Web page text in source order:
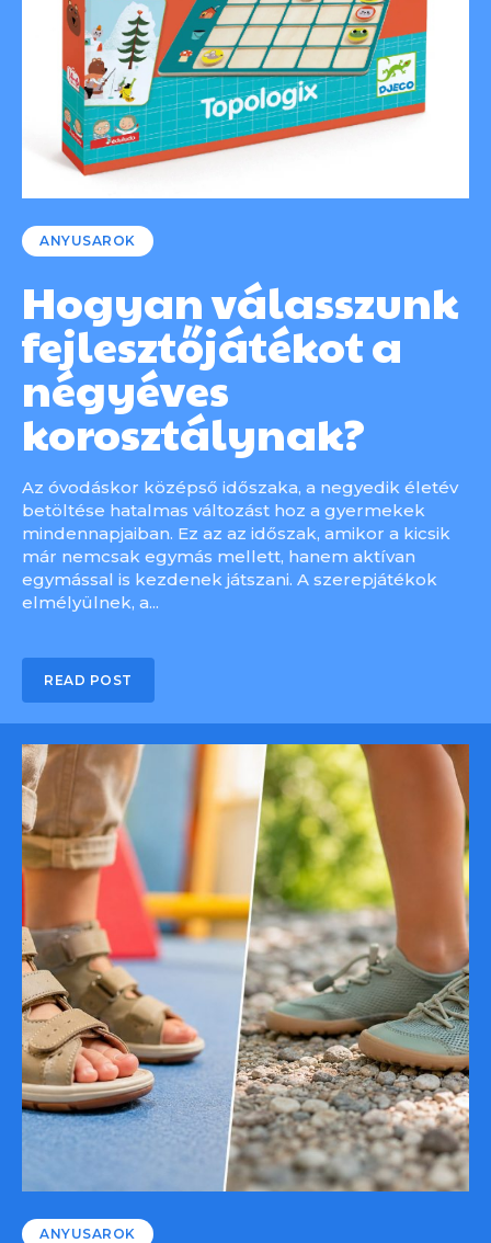
ANYUSAROK
Hogyan válasszunk
fejlesztőjátékot a
négyéves
korosztálynak?
Az óvodáskor középső időszaka, a negyedik életév
betöltése hatalmas változást hoz a gyermekek
mindennapjaiban. Ez az az időszak, amikor a kicsik
már nemcsak egymás mellett, hanem aktívan
egymással is kezdenek játszani. A szerepjátékok
elmélyülnek, a...
READ POST
ANYUSAROK